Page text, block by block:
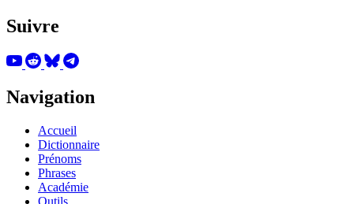
Suivre
Navigation
Accueil
Dictionnaire
Prénoms
Phrases
Académie